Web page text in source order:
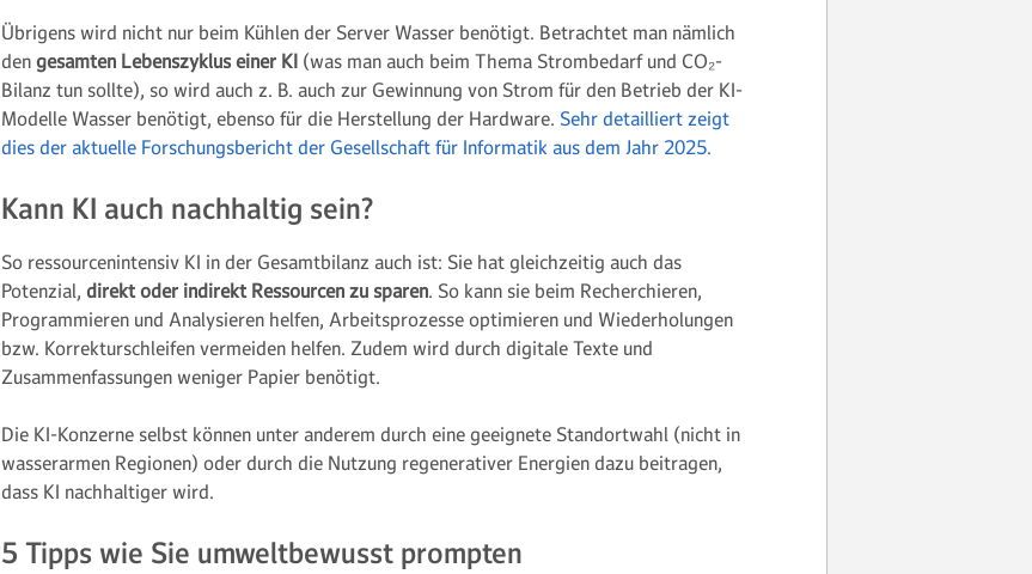
Übrigens wird nicht nur beim Kühlen der Server Wasser benötigt. Betrachtet man nämlich
den gesamten Lebenszyklus einer KI (was man auch beim Thema Strombedarf und CO₂-
Bilanz tun sollte), so wird auch z. B. auch zur Gewinnung von Strom für den Betrieb der KI-
Modelle Wasser benötigt, ebenso für die Herstellung der Hardware. Sehr detailliert zeigt
dies der aktuelle Forschungsbericht der Gesellschaft für Informatik aus dem Jahr 2025.
Kann KI auch nachhaltig sein?
So ressourcenintensiv KI in der Gesamtbilanz auch ist: Sie hat gleichzeitig auch das
Potenzial, direkt oder indirekt Ressourcen zu sparen. So kann sie beim Recherchieren,
Programmieren und Analysieren helfen, Arbeitsprozesse optimieren und Wiederholungen
bzw. Korrekturschleifen vermeiden helfen. Zudem wird durch digitale Texte und
Zusammenfassungen weniger Papier benötigt.
Die KI-Konzerne selbst können unter anderem durch eine geeignete Standortwahl (nicht in
wasserarmen Regionen) oder durch die Nutzung regenerativer Energien dazu beitragen,
dass KI nachhaltiger wird.
5 Tipps wie Sie umweltbewusst prompten